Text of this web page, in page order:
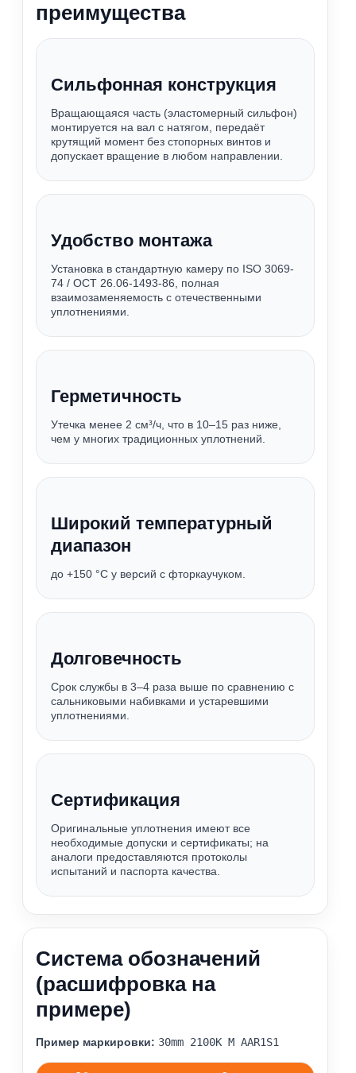
преимущества
Сильфонная конструкция
Вращающаяся часть (эластомерный сильфон)
монтируется на вал с натягом, передаёт
крутящий момент без стопорных винтов и
допускает вращение в любом направлении.
Удобство монтажа
Установка в стандартную камеру по ISO 3069-
74 / ОСТ 26.06-1493-86, полная
взаимозаменяемость с отечественными
уплотнениями.
Герметичность
Утечка менее 2 см³/ч, что в 10–15 раз ниже,
чем у многих традиционных уплотнений.
Широкий температурный
диапазон
до +150 °C у версий с фторкаучуком.
Долговечность
Срок службы в 3–4 раза выше по сравнению с
сальниковыми набивками и устаревшими
уплотнениями.
Сертификация
Оригинальные уплотнения имеют все
необходимые допуски и сертификаты; на
аналоги предоставляются протоколы
испытаний и паспорта качества.
Система обозначений
(расшифровка на
примере)
Пример маркировки: 30mm 2100К M AAR1S1